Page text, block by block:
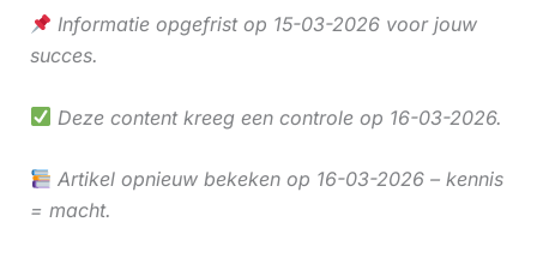
Informatie opgefrist op 15-03-2026 voor jouw
succes.
Deze content kreeg een controle op 16-03-2026.
Artikel opnieuw bekeken op 16-03-2026 – kennis
= macht.